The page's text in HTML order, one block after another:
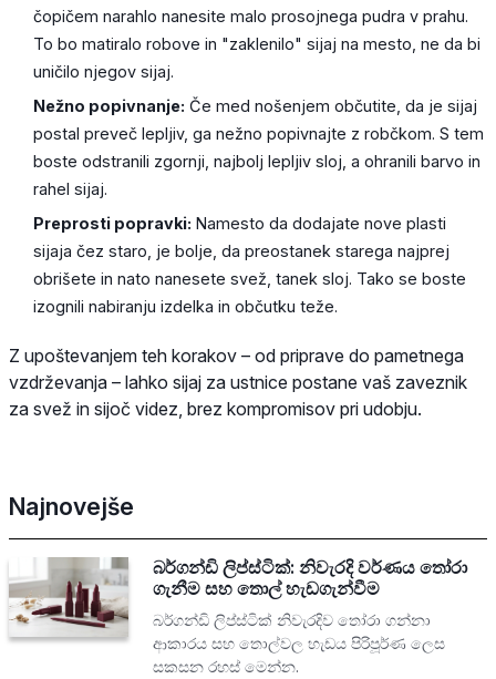
čopičem narahlo nanesite malo prosojnega pudra v prahu.
To bo matiralo robove in "zaklenilo" sijaj na mesto, ne da bi
uničilo njegov sijaj.
Nežno popivnanje: Če med nošenjem občutite, da je sijaj
postal preveč lepljiv, ga nežno popivnajte z robčkom. S tem
boste odstranili zgornji, najbolj lepljiv sloj, a ohranili barvo in
rahel sijaj.
Preprosti popravki: Namesto da dodajate nove plasti
sijaja čez staro, je bolje, da preostanek starega najprej
obrišete in nato nanesete svež, tanek sloj. Tako se boste
izognili nabiranju izdelka in občutku teže.
Z upoštevanjem teh korakov – od priprave do pametnega
vzdrževanja – lahko sijaj za ustnice postane vaš zaveznik
za svež in sijoč videz, brez kompromisov pri udobju.
Najnovejše
බර්ගන්ඩි ලිප්ස්ටික්: නිවැරදි වර්ණය තෝරා
ගැනීම සහ තොල් හැඩගැන්වීම
බර්ගන්ඩි ලිප්ස්ටික් නිවැරදිව තෝරා ගන්නා
ආකාරය සහ තොල්වල හැඩය පිරිපූර්ණ ලෙස
සකසන රහස් මෙන්න.